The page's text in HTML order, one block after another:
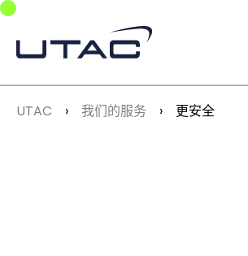
Skip to main navigation
Skip to main content
Skip to page footer
You are here:
UTAC 我们的服务 更安全